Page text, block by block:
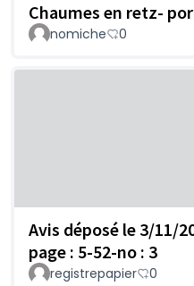
Chaumes en retz-
nomiche 0
Avis déposé le 3/11/
page : 5-52-no : 3
registrepapier 0